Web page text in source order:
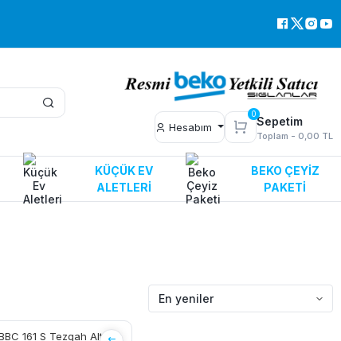
Hesabım
0
Sepetim
Toplam - 0,00 TL
KÜÇÜK EV
ALETLERI
BEKO ÇEYIZ
PAKETI